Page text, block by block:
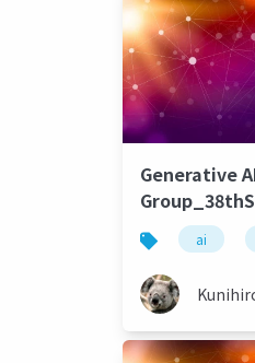
Generative
ai